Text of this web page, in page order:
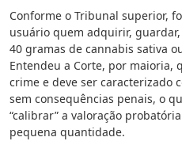
Conforme o Tribunal superior,
usuário quem adquirir,
40 gramas de cannabis sativa
Entendeu a Corte, por maioria,
crime e deve ser caracterizado
sem consequências penais, o
“calibrar” a valoração
pequena quantidade.